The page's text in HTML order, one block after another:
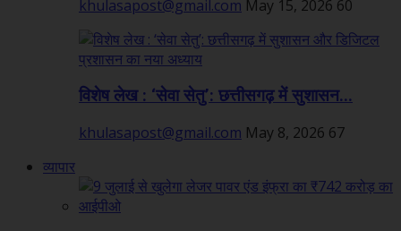
khulasapost@gmail.com May 15, 2026 60
विशेष लेख : ‘सेवा सेतु’: छत्तीसगढ़ में सुशासन...
khulasapost@gmail.com May 8, 2026 67
व्यापार